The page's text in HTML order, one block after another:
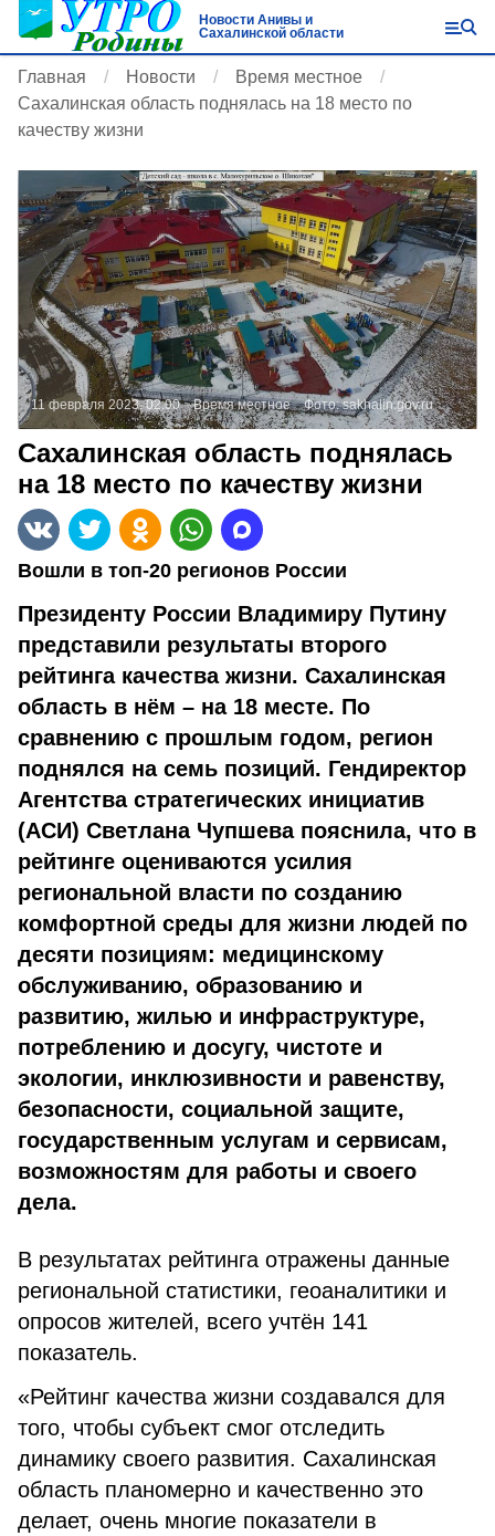
Новости Анивы и
Сахалинской области
Главная Новости
Время местное
Сахалинская область поднялась на 18 место по
качеству жизни
11 февраля 2023, 02:00 Время местное Фото:sakhalin.gov.ru
Сахалинская область поднялась
на 18 место по качеству жизни
Вошли в топ-20 регионов России
Президенту России Владимиру Путину
представили результаты второго
рейтинга качества жизни. Сахалинская
область в нём – на 18 месте. По
сравнению с прошлым годом, регион
поднялся на семь позиций. Гендиректор
Агентства стратегических инициатив
(АСИ) Светлана Чупшева пояснила, что в
рейтинге оцениваются усилия
региональной власти по созданию
комфортной среды для жизни людей по
десяти позициям: медицинскому
обслуживанию, образованию и
развитию, жилью и инфраструктуре,
потреблению и досугу, чистоте и
экологии, инклюзивности и равенству,
безопасности, социальной защите,
государственным услугам и сервисам,
возможностям для работы и своего
дела.
В результатах рейтинга отражены данные
региональной статистики, геоаналитики и
опросов жителей, всего учтён 141
показатель.
«Рейтинг качества жизни создавался для
того, чтобы субъект смог отследить
динамику своего развития. Сахалинская
область планомерно и качественно это
делает, очень многие показатели в